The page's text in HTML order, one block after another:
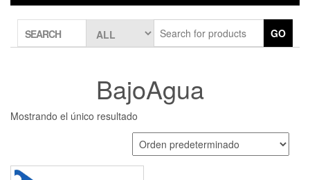
SEARCH GO
BajoAgua
Mostrando el único resultado